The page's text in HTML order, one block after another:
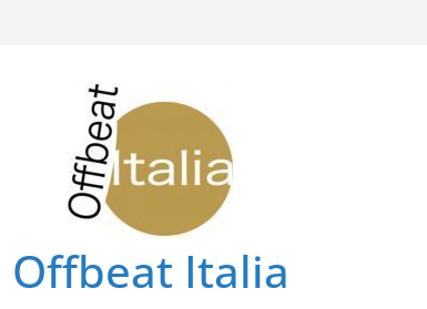
Offbeat Italia